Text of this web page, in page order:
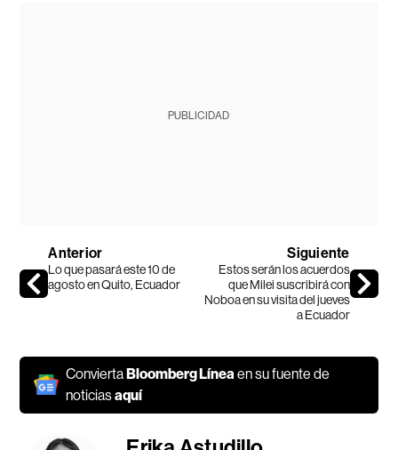
PUBLICIDAD
Anterior
Lo que pasará este 10 de
agosto en Quito, Ecuador
Siguiente
Estos serán los acuerdos
que Milei suscribirá con
Noboa en su visita del jueves
a Ecuador
ConviertaBloomberg Línea en su fuente de
noticiasaquí